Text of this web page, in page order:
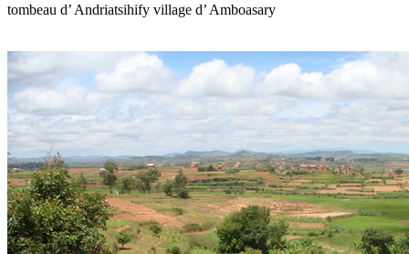
tombeau d’ Andriatsihify village d’ Amboasary